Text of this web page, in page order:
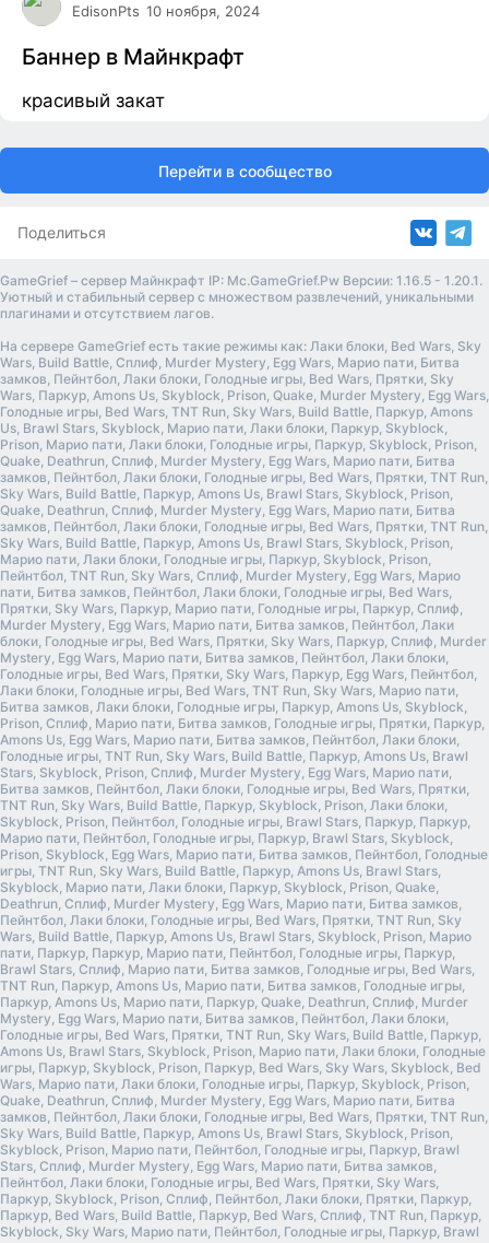
EdisonPts 10 ноября, 2024
Баннер в Майнкрафт
красивый закат
Перейти в сообщество
Поделиться
GameGrief – сервер Майнкрафт IP: Mc.GameGrief.Pw Версии: 1.16.5 - 1.20.1.
Уютный и стабильный сервер с множеством развлечений, уникальными
плагинами и отсутствием лагов.
На сервере GameGrief есть такие режимы как: Лаки блоки, Bed Wars, Sky
Wars, Build Battle, Сплиф, Murder Mystery, Egg Wars, Марио пати, Битва
замков, Пейнтбол, Лаки блоки, Голодные игры, Bed Wars, Прятки, Sky
Wars, Паркур, Amons Us, Skyblock, Prison, Quake, Murder Mystery, Egg Wars,
Голодные игры, Bed Wars, TNT Run, Sky Wars, Build Battle, Паркур, Amons
Us, Brawl Stars, Skyblock, Марио пати, Лаки блоки, Паркур, Skyblock,
Prison, Марио пати, Лаки блоки, Голодные игры, Паркур, Skyblock, Prison,
Quake, Deathrun, Сплиф, Murder Mystery, Egg Wars, Марио пати, Битва
замков, Пейнтбол, Лаки блоки, Голодные игры, Bed Wars, Прятки, TNT Run,
Sky Wars, Build Battle, Паркур, Amons Us, Brawl Stars, Skyblock, Prison,
Quake, Deathrun, Сплиф, Murder Mystery, Egg Wars, Марио пати, Битва
замков, Пейнтбол, Лаки блоки, Голодные игры, Bed Wars, Прятки, TNT Run,
Sky Wars, Build Battle, Паркур, Amons Us, Brawl Stars, Skyblock, Prison,
Марио пати, Лаки блоки, Голодные игры, Паркур, Skyblock, Prison,
Пейнтбол, TNT Run, Sky Wars, Сплиф, Murder Mystery, Egg Wars, Марио
пати, Битва замков, Пейнтбол, Лаки блоки, Голодные игры, Bed Wars,
Прятки, Sky Wars, Паркур, Марио пати, Голодные игры, Паркур, Сплиф,
Murder Mystery, Egg Wars, Марио пати, Битва замков, Пейнтбол, Лаки
блоки, Голодные игры, Bed Wars, Прятки, Sky Wars, Паркур, Сплиф, Murder
Mystery, Egg Wars, Марио пати, Битва замков, Пейнтбол, Лаки блоки,
Голодные игры, Bed Wars, Прятки, Sky Wars, Паркур, Egg Wars, Пейнтбол,
Лаки блоки, Голодные игры, Bed Wars, TNT Run, Sky Wars, Марио пати,
Битва замков, Лаки блоки, Голодные игры, Паркур, Amons Us, Skyblock,
Prison, Сплиф, Марио пати, Битва замков, Голодные игры, Прятки, Паркур,
Amons Us, Egg Wars, Марио пати, Битва замков, Пейнтбол, Лаки блоки,
Голодные игры, TNT Run, Sky Wars, Build Battle, Паркур, Amons Us, Brawl
Stars, Skyblock, Prison, Сплиф, Murder Mystery, Egg Wars, Марио пати,
Битва замков, Пейнтбол, Лаки блоки, Голодные игры, Bed Wars, Прятки,
TNT Run, Sky Wars, Build Battle, Паркур, Skyblock, Prison, Лаки блоки,
Skyblock, Prison, Пейнтбол, Голодные игры, Brawl Stars, Паркур, Паркур,
Марио пати, Пейнтбол, Голодные игры, Паркур, Brawl Stars, Skyblock,
Prison, Skyblock, Egg Wars, Марио пати, Битва замков, Пейнтбол, Голодные
игры, TNT Run, Sky Wars, Build Battle, Паркур, Amons Us, Brawl Stars,
Skyblock, Марио пати, Лаки блоки, Паркур, Skyblock, Prison, Quake,
Deathrun, Сплиф, Murder Mystery, Egg Wars, Марио пати, Битва замков,
Пейнтбол, Лаки блоки, Голодные игры, Bed Wars, Прятки, TNT Run, Sky
Wars, Build Battle, Паркур, Amons Us, Brawl Stars, Skyblock, Prison, Марио
пати, Паркур, Паркур, Марио пати, Пейнтбол, Голодные игры, Паркур,
Brawl Stars, Сплиф, Марио пати, Битва замков, Голодные игры, Bed Wars,
TNT Run, Паркур, Amons Us, Марио пати, Битва замков, Голодные игры,
Паркур, Amons Us, Марио пати, Паркур, Quake, Deathrun, Сплиф, Murder
Mystery, Egg Wars, Марио пати, Битва замков, Пейнтбол, Лаки блоки,
Голодные игры, Bed Wars, Прятки, TNT Run, Sky Wars, Build Battle, Паркур,
Amons Us, Brawl Stars, Skyblock, Prison, Марио пати, Лаки блоки, Голодные
игры, Паркур, Skyblock, Prison, Паркур, Bed Wars, Sky Wars, Skyblock, Bed
Wars, Марио пати, Лаки блоки, Голодные игры, Паркур, Skyblock, Prison,
Quake, Deathrun, Сплиф, Murder Mystery, Egg Wars, Марио пати, Битва
замков, Пейнтбол, Лаки блоки, Голодные игры, Bed Wars, Прятки, TNT Run,
Sky Wars, Build Battle, Паркур, Amons Us, Brawl Stars, Skyblock, Prison,
Skyblock, Prison, Марио пати, Пейнтбол, Голодные игры, Паркур, Brawl
Stars, Сплиф, Murder Mystery, Egg Wars, Марио пати, Битва замков,
Пейнтбол, Лаки блоки, Голодные игры, Bed Wars, Прятки, Sky Wars,
Паркур, Skyblock, Prison, Сплиф, Пейнтбол, Лаки блоки, Прятки, Паркур,
Паркур, Bed Wars, Build Battle, Паркур, Bed Wars, Сплиф, TNT Run, Паркур,
Skyblock, Sky Wars, Марио пати, Пейнтбол, Голодные игры, Паркур, Brawl